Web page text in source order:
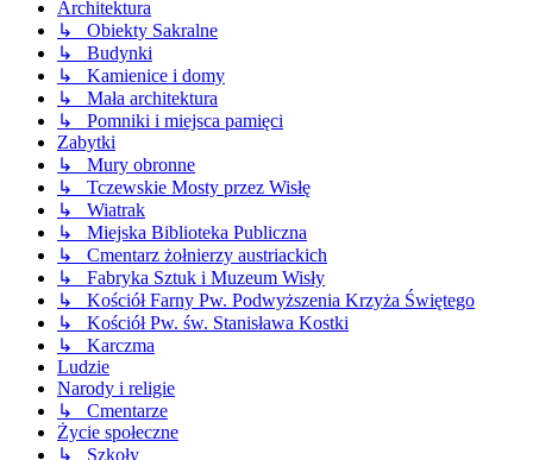
Architektura
↳ Obiekty Sakralne
↳ Budynki
↳ Kamienice i domy
↳ Mała architektura
↳ Pomniki i miejsca pamięci
Zabytki
↳ Mury obronne
↳ Tczewskie Mosty przez Wisłę
↳ Wiatrak
↳ Miejska Biblioteka Publiczna
↳ Cmentarz żołnierzy austriackich
↳ Fabryka Sztuk i Muzeum Wisły
↳ Kościół Farny Pw. Podwyższenia Krzyża Świętego
↳ Kościół Pw. św. Stanisława Kostki
↳ Karczma
Ludzie
Narody i religie
↳ Cmentarze
Życie społeczne
↳ Szkoły